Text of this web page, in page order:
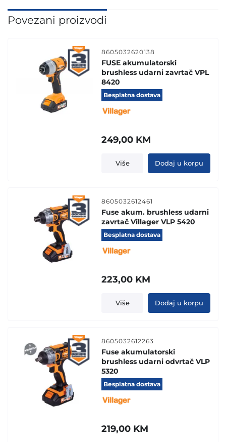
Povezani proizvodi
8605032620138
FUSE akumulatorski
brushless udarni zavrtač VPL
8420
Besplatna dostava
249,00 KM
Više Dodaj u korpu
8605032612461
Fuse akum. brushless udarni
zavrtač Villager VLP 5420
Besplatna dostava
223,00 KM
Više Dodaj u korpu
8605032612263
Fuse akumulatorski
brushless udarni odvrtač VLP
5320
Besplatna dostava
219,00 KM